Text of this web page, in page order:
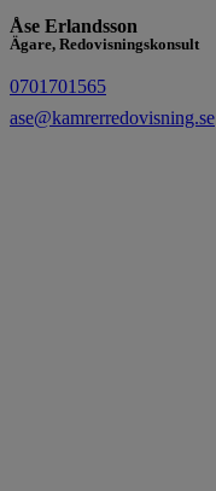
Åse Erlandsson
Ägare, Redovisningskonsult
0701701565
ase@kamrerredovisning.se